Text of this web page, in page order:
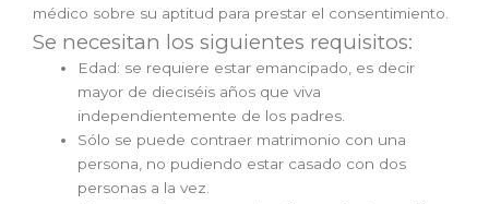
médico sobre su aptitud para prestar el consentimiento.
Se necesitan los siguientes requisitos:
Edad: se requiere estar emancipado, es decir
mayor de dieciséis años que viva
independientemente de los padres.
Sólo se puede contraer matrimonio con una
persona, no pudiendo estar casado con dos
personas a la vez.